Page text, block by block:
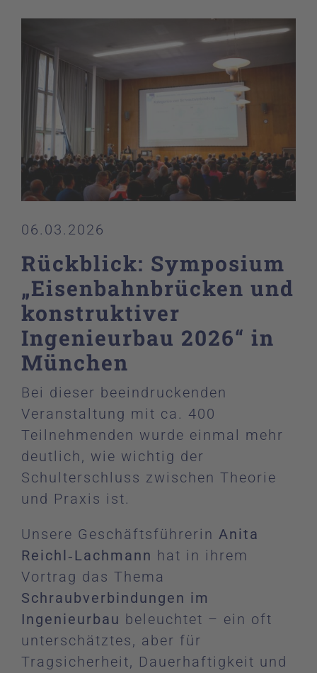
06.03.2026
Rückblick: Symposium
„Eisenbahnbrücken und
konstruktiver
Ingenieurbau 2026“ in
München
Bei dieser beeindruckenden
Veranstaltung mit ca. 400
Teilnehmenden wurde einmal mehr
deutlich, wie wichtig der
Schulterschluss zwischen Theorie
und Praxis ist.
Unsere Geschäftsführerin Anita
Reichl‑Lachmann hat in ihrem
Vortrag das Thema
Schraubverbindungen im
Ingenieurbau beleuchtet – ein oft
unterschätztes, aber für
Tragsicherheit, Dauerhaftigkeit und